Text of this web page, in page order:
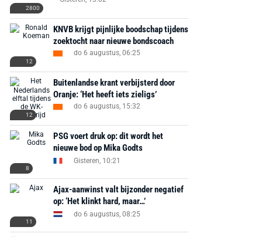
2800
12
KNVB krijgt pijnlijke boodschap tijdens
zoektocht naar nieuwe bondscoach
do 6 augustus, 06:25
12
Buitenlandse krant verbijsterd door
Oranje: ‘Het heeft iets zieligs’
do 6 augustus, 15:32
8
PSG voert druk op: dit wordt het
nieuwe bod op Mika Godts
Gisteren, 10:21
11
Ajax-aanwinst valt bijzonder negatief
op: ‘Het klinkt hard, maar…’
do 6 augustus, 08:25